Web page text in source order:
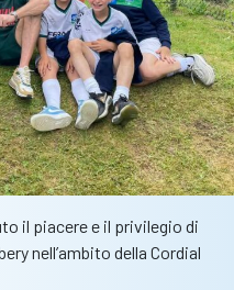
il piacere e il privilegio di
nell’ambito della Cordial